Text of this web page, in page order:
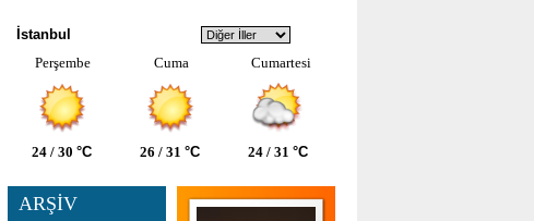
İstanbul
Perşembe
Cuma Cumartesi
24 / 30 °C 26 / 31 °C 24 / 31 °C
ARŞİV